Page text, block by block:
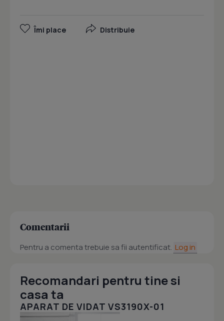
Îmi place Distribuie
Comentarii
Pentru a comenta trebuie sa fii autentificat. Log in
Recomandari pentru tine si
casa ta
APARAT DE VIDAT VS3190X-01